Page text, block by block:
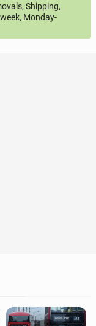
Shipping,
Monday-